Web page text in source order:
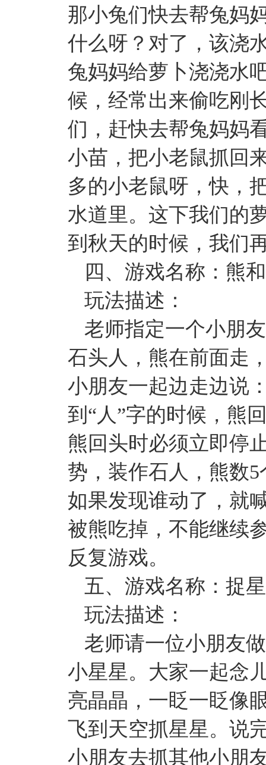
那小兔们快去帮兔妈
什么呀？对了，该浇
兔妈妈给萝卜浇浇水
候，经常出来偷吃刚
们，赶快去帮兔妈妈
小苗，把小老鼠抓回
多的小老鼠呀，快，
水道里。这下我们的
到秋天的时候，我们
四、游戏名称：熊
玩法描述：
老师指定一个小朋
石头人，熊在前面走
小朋友一起边走边说
到“人”字的时候，熊
熊回头时必须立即停
势，装作石人，熊数
如果发现谁动了，就
被熊吃掉，不能继续
反复游戏。
五、游戏名称：捉
玩法描述：
老师请一位小朋友
小星星。大家一起念
亮晶晶，一眨一眨像
飞到天空抓星星。说
小朋友去抓其他小朋